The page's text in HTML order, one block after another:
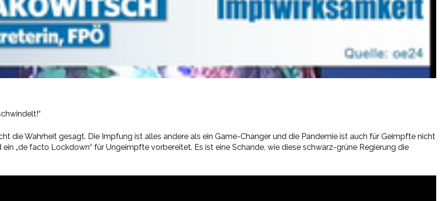
die Wahrheit gesagt. Die Impfung ist alles andere als ein Game-Changer und die Pandemie ist auch für Geimpfte nicht
„de facto Lockdown“ für Ungeimpfte vorbereitet. Es ist eine Schande, wie diese schwarz-grüne Regierung die